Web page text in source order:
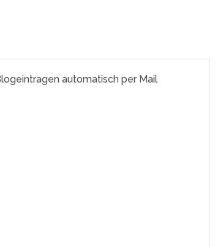
automatisch per Mail